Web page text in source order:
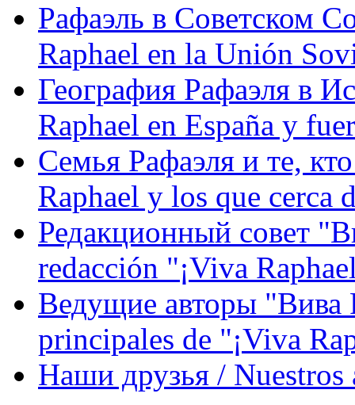
Рафаэль в Советском
Raphael en la Unión
География Рафаэля в
Raphael en España y
Семья Рафаэля и те,
Raphael y los que cerca
Редакционный совет
redacción "¡Viva
Ведущие авторы "Вива
principales de "¡Viva
Наши друзья / Nuestros